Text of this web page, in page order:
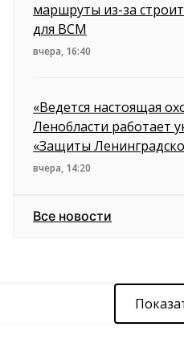
маршруты из-за
для ВСМ
вчера, 16:40
«Ведется настоящая
Ленобласти работает
«Защиты
вчера, 14:20
Все новости